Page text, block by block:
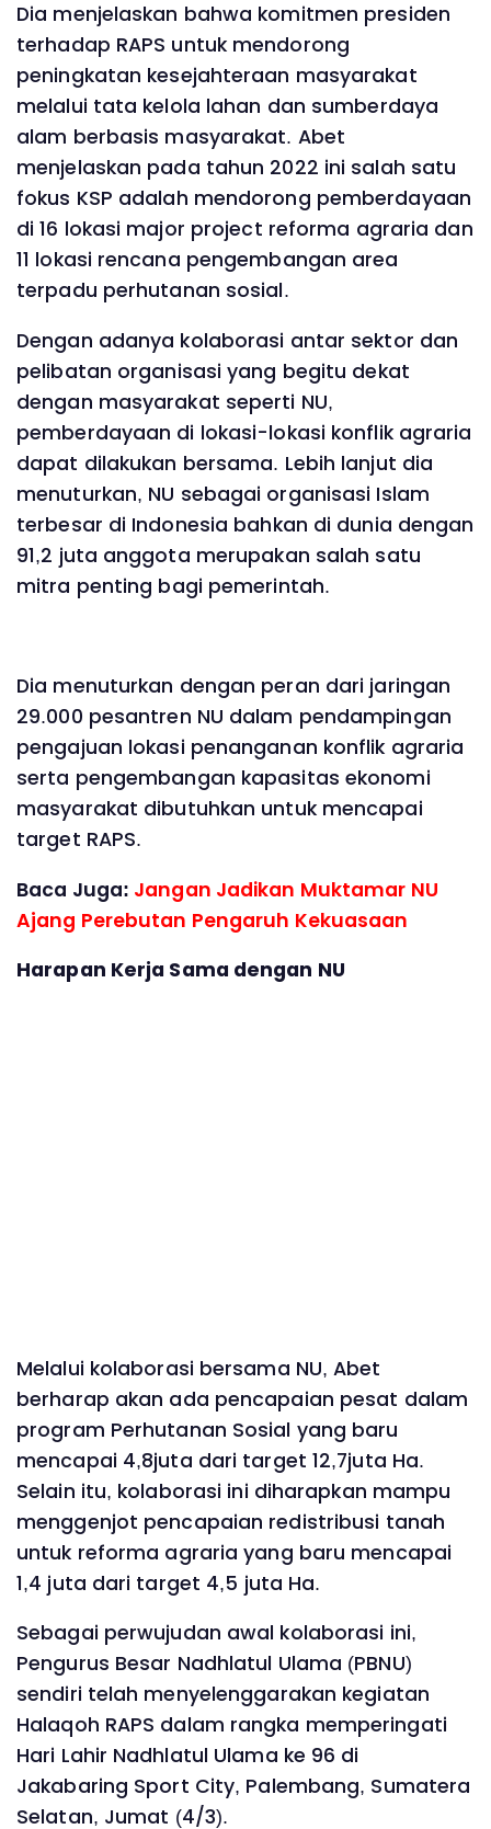
Dia menjelaskan bahwa komitmen presiden
terhadap RAPS untuk mendorong
peningkatan kesejahteraan masyarakat
melalui tata kelola lahan dan sumberdaya
alam berbasis masyarakat. Abet
menjelaskan pada tahun 2022 ini salah satu
fokus KSP adalah mendorong pemberdayaan
di 16 lokasi major project reforma agraria dan
11 lokasi rencana pengembangan area
terpadu perhutanan sosial.
Dengan adanya kolaborasi antar sektor dan
pelibatan organisasi yang begitu dekat
dengan masyarakat seperti NU,
pemberdayaan di lokasi-lokasi konflik agraria
dapat dilakukan bersama. Lebih lanjut dia
menuturkan, NU sebagai organisasi Islam
terbesar di Indonesia bahkan di dunia dengan
91,2 juta anggota merupakan salah satu
mitra penting bagi pemerintah.
Dia menuturkan dengan peran dari jaringan
29.000 pesantren NU dalam pendampingan
pengajuan lokasi penanganan konflik agraria
serta pengembangan kapasitas ekonomi
masyarakat dibutuhkan untuk mencapai
target RAPS.
Baca Juga: Jangan Jadikan Muktamar NU
Ajang Perebutan Pengaruh Kekuasaan
Harapan Kerja Sama dengan NU
Melalui kolaborasi bersama NU, Abet
berharap akan ada pencapaian pesat dalam
program Perhutanan Sosial yang baru
mencapai 4,8juta dari target 12,7juta Ha.
Selain itu, kolaborasi ini diharapkan mampu
menggenjot pencapaian redistribusi tanah
untuk reforma agraria yang baru mencapai
1,4 juta dari target 4,5 juta Ha.
Sebagai perwujudan awal kolaborasi ini,
Pengurus Besar Nadhlatul Ulama (PBNU)
sendiri telah menyelenggarakan kegiatan
Halaqoh RAPS dalam rangka memperingati
Hari Lahir Nadhlatul Ulama ke 96 di
Jakabaring Sport City, Palembang, Sumatera
Selatan, Jumat (4/3).